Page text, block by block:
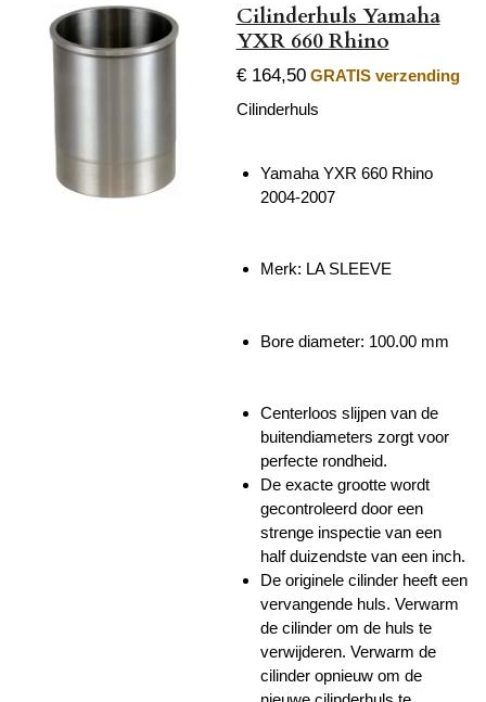
Cilinderhuls Yamaha
YXR 660 Rhino
€ 164,50 GRATIS verzending
Cilinderhuls
Yamaha YXR 660 Rhino
2004-2007
Merk: LA SLEEVE
Bore diameter: 100.00 mm
Centerloos slijpen van de
buitendiameters zorgt voor
perfecte rondheid.
De exacte grootte wordt
gecontroleerd door een
strenge inspectie van een
half duizendste van een inch.
De originele cilinder heeft een
vervangende huls. Verwarm
de cilinder om de huls te
verwijderen. Verwarm de
cilinder opnieuw om de